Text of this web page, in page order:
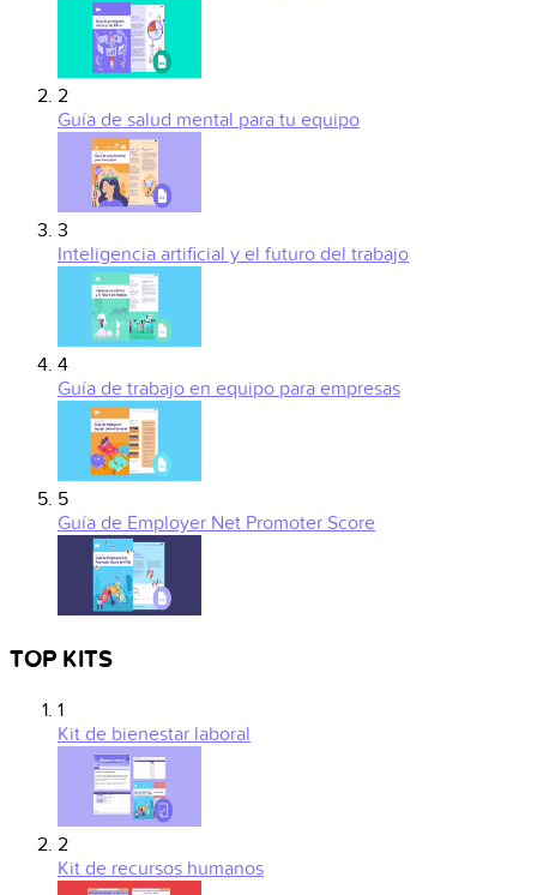
2
Guía de salud mental para tu equipo
3
Inteligencia artificial y el futuro del trabajo
4
Guía de trabajo en equipo para empresas
5
Guía de Employer Net Promoter Score
TOP KITS
1
Kit de bienestar laboral
2
Kit de recursos humanos